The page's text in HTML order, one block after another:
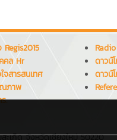
คล Hr
จสารสนเทศ
ภาพ
.
ดาวน์
ดาวน์
ะเก็ด จังหวัดเชียงใหม่ 50220